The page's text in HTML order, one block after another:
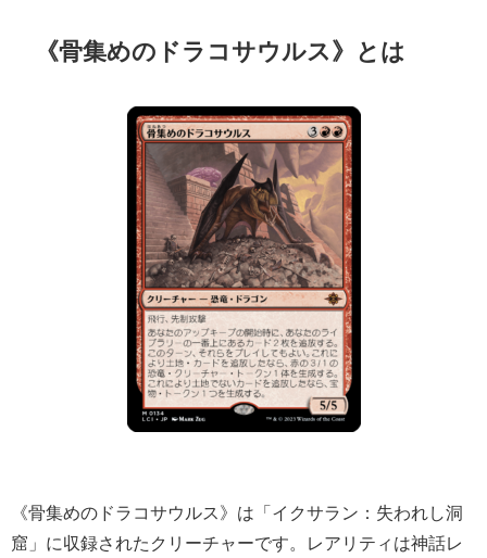
《骨集めのドラコサウルス》とは
《骨集めのドラコサウルス》は「イクサラン：失われし洞
窟」に収録されたクリーチャーです。レアリティは神話レ